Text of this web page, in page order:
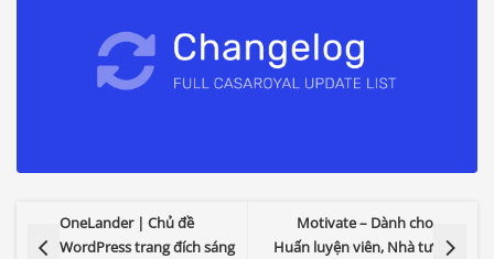
OneLander | Chủ đề
WordPress trang đích sáng
Motivate – Dành cho
Huấn luyện viên, Nhà tư